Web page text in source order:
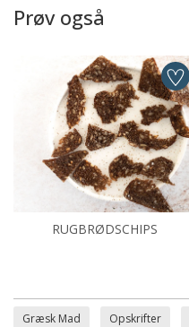
Prøv også
RUGBRØDSCHIPS
Græsk Mad Opskrifter